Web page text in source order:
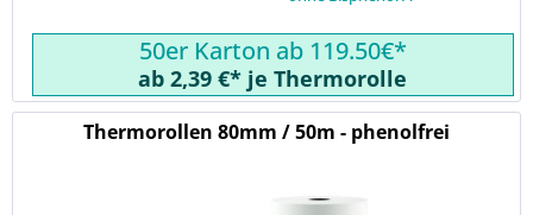
50er Karton ab 119.50€*
ab 2,39 €* je Thermorolle
Thermorollen 80mm / 50m - phenolfrei